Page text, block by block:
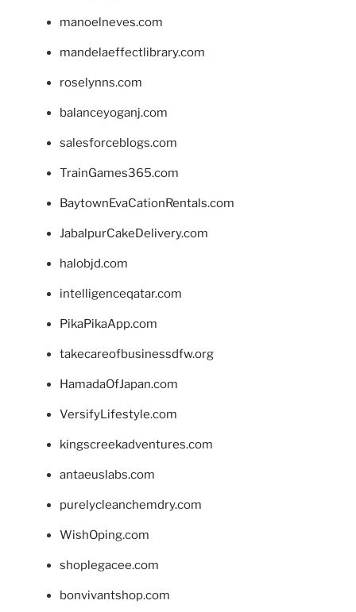
manoelneves.com
mandelaeffectlibrary.com
roselynns.com
balanceyoganj.com
salesforceblogs.com
TrainGames365.com
BaytownEvaCationRentals.com
JabalpurCakeDelivery.com
halobjd.com
intelligenceqatar.com
PikaPikaApp.com
takecareofbusinessdfw.org
HamadaOfJapan.com
VersifyLifestyle.com
kingscreekadventures.com
antaeuslabs.com
purelycleanchemdry.com
WishOping.com
shoplegacee.com
bonvivantshop.com